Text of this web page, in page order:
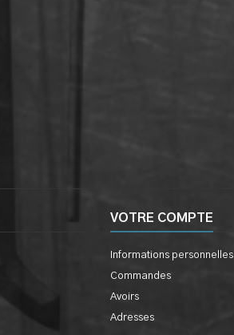
VOTRE COMPTE
Informations personnelles
Commandes
Avoirs
Adresses